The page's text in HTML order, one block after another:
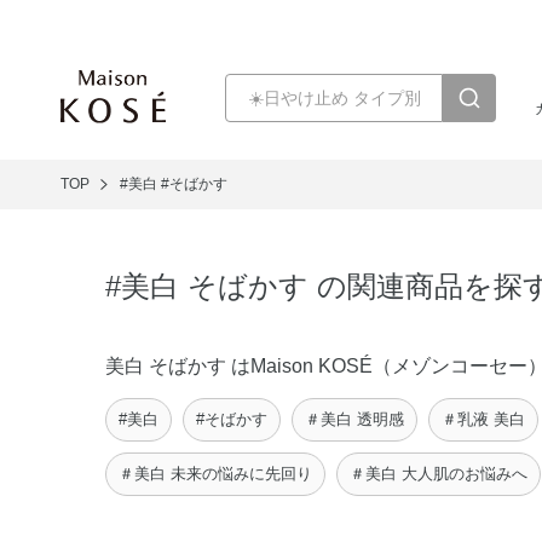
TOP #美白 #そばかす
#美白 そばかす の関連商品を探
美白 そばかす はMaison KOSÉ（メゾンコーセー
#美白 #そばかす ＃美白 透明感 ＃乳液 美白
＃美白 未来の悩みに先回り ＃美白 大人肌のお悩みへ